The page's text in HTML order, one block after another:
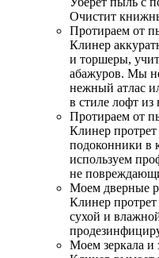
Очистит
Протираем от
Клинер
и торшеры,
абажуров. Мы
нежный атлас
в стиле лофт из
Протираем от
Клинер
подоконники в
используем
не
Моем дверные
Клинер
сухой и
Моем зеркала и